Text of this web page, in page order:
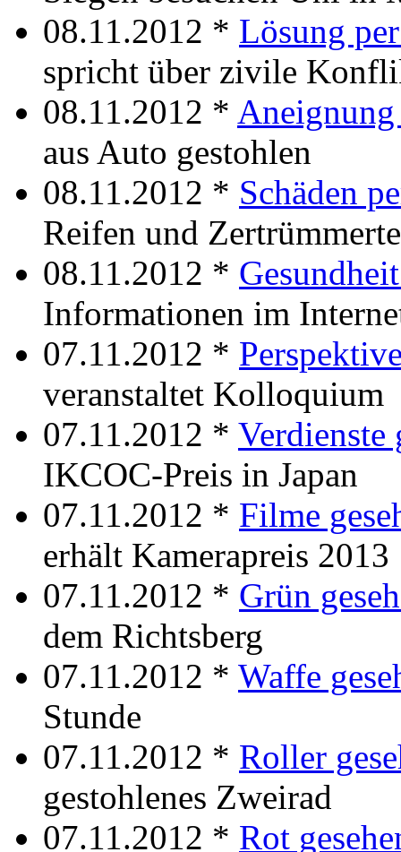
08.11.2012 * Lösung
spricht über zivile
08.11.2012 *
aus Auto gestohlen
08.11.2012 * Schäden
Reifen und
08.11.2012 *
Informationen im
07.11.2012 *
veranstaltet Kolloquium
07.11.2012 * Verdienste
IKCOC-Preis in Japan
07.11.2012 * Filme
erhält Kamerapreis 2013
07.11.2012 * Grün
dem Richtsberg
07.11.2012 * Waffe
Stunde
07.11.2012 * Roller
gestohlenes Zweirad
07.11.2012 * Rot